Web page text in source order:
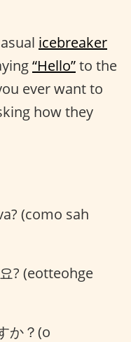
icebreaker
“Hello”to the
ever want to
how they
(como sah
? (eotteohge
か？(o